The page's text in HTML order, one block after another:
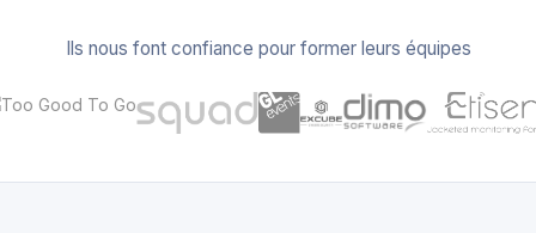
Ils nous font confiance pour former leurs équipes